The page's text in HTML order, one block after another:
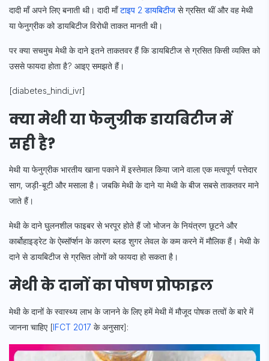
दादी माँ अपने लिए बनाती थी। दादी माँटाइप 2 डायबिटीज से ग्रसित थीं और वह मेथी
या फेनुग्रीक को डायबिटीज विरोधी ताकत मानती थी।
पर क्या सचमुच मेथी के दाने इतने ताकतवर हैं कि डायबिटीज से ग्रसित किसी व्यक्ति को
उससे फायदा होता है? आइए समझते हैं।
[diabetes_hindi_ivr]
क्या मेथी या फेनुग्रीक डायबिटीज में
सही है?
मेथी या फेनुग्रीक भारतीय खाना पकाने में इस्तेमाल किया जाने वाला एक मत्वपूर्ण पत्तेदार
साग, जड़ी-बूटी और मसाला है। जबकि मेथी के दाने या मेथी के बीज सबसे ताकतवर माने
जाते हैं।
मेथी के दाने घुलनशील फाइबर से भरपूर होते हैं जो भोजन के नियंत्रण छूटने और
कार्बोहाइड्रेट के ऐब्सॉर्प्शन के कारण ब्लड शुगर लेवल के कम करने में मौलिक हैं। मेथी के
दाने से डायबिटीज से ग्रसित लोगों को फायदा हो सकता है।
मेथी के दानों का पोषण प्रोफाइल
मेथी के दानों के स्वास्थ्य लाभ के जानने के लिए हमें मेथी में मौजूद पोषक तत्वों के बारे में
जानना चाहिए [IFCT 2017 के अनुसार]: